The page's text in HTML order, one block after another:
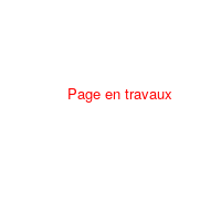
Page en travaux